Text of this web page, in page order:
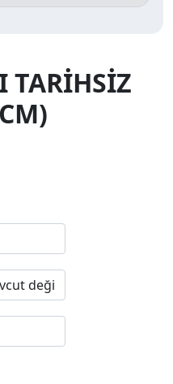
TARİHSİZ